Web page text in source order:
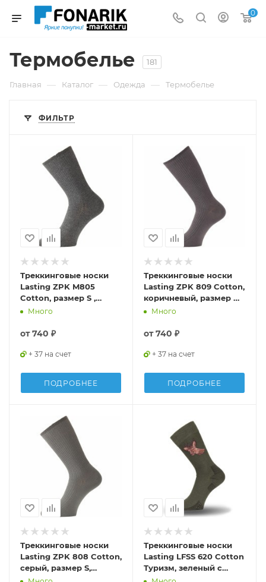
0
Термобелье 181
Главная — Каталог — Одежда — Термобелье
ФИЛЬТР
Треккинговые носки
Lasting ZPK M805
Cotton, размер S ,
ZPKM805S
Много
от740 ₽
+ 37 на счет
ПОДРОБНЕЕ
Треккинговые носки
Lasting ZPK 809 Cotton,
коричневый, размер M ,
ZPK809M
Много
от740 ₽
+ 37 на счет
ПОДРОБНЕЕ
Треккинговые носки
Lasting ZPK 808 Cotton,
серый, размер S,
ZPK808S
Треккинговые носки
Lasting LFSS 620 Cotton
Туризм, зеленый с
рисунком, размер M,